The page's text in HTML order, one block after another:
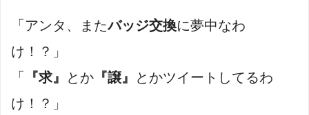
「アンタ、またバッジ交換に夢中なわ
け！？」
「
『求』 とか 『譲』
とかツイートしてるわ
け！？」